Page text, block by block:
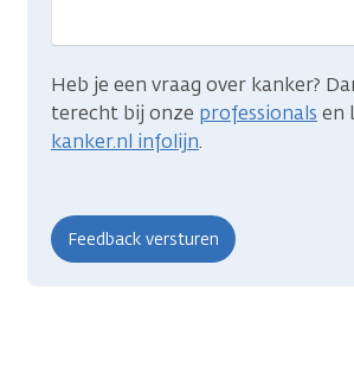
Heb je een vraag over kanker?
terecht bij onze professionals en
kanker.nl infolijn.